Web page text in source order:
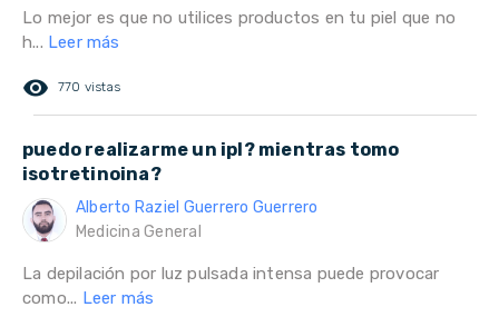
Lo mejor es que no utilices productos en tu piel que no
h... Leer más
remove_red_eye 770 vistas
puedo realizarme un ipl? mientras tomo
isotretinoina?
Alberto Raziel Guerrero Guerrero
Medicina General
La depilación por luz pulsada intensa puede provocar
como... Leer más